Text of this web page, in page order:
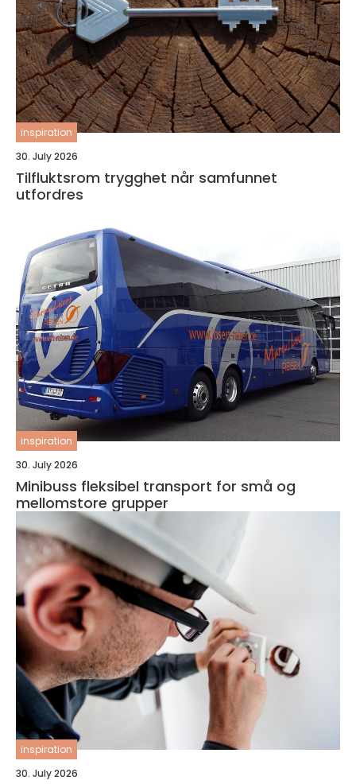
inspiration
30. July 2026
Tilfluktsrom trygghet når samfunnet
utfordres
inspiration
30. July 2026
Minibuss fleksibel transport for små og
mellomstore grupper
inspiration
30. July 2026